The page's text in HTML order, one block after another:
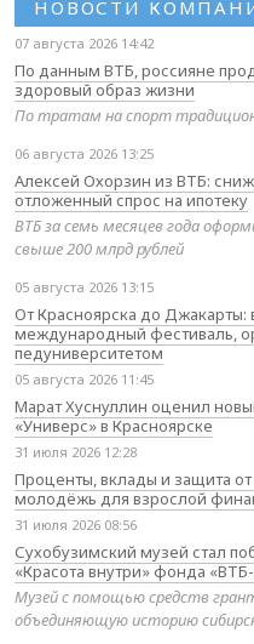
НОВОСТИ
07 августа 2026 14:42
По данным ВТБ, россияне
здоровый образ жизни
По тратам на спорт
06 августа 2026 13:25
Алексей Охорзин из ВТБ:
отложенный спрос на ипотеку
ВТБ за семь месяцев года
свыше 200 млрд рублей
05 августа 2026 13:15
От Красноярска до
международный фестиваль,
педуниверситетом
05 августа 2026 11:45
Марат Хуснуллин оценил
«Универс» в Красноярске
31 июля 2026 12:28
Проценты, вклады и защита
молодёжь для взрослой
31 июля 2026 08:56
Сухобузимский музей стал
«Красота внутри» фонда
Музей с помощью средств
объединяющую историю